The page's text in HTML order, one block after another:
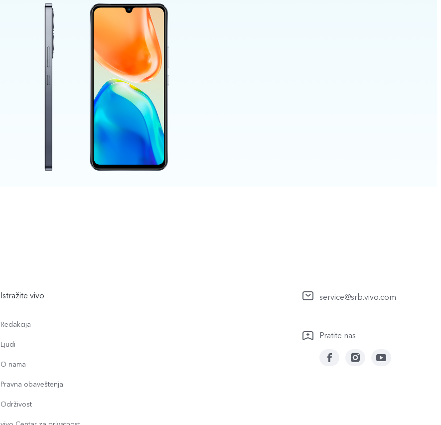
Istražite vivo
Redakcija
Ljudi
O nama
Pravna obaveštenja
Održivost
service@srb.vivo.com
Pratite nas